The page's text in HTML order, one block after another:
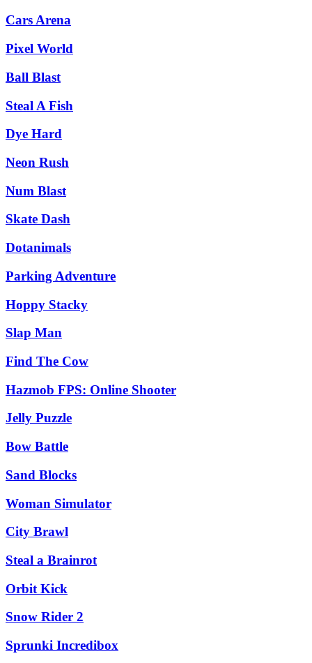
Cars Arena
Pixel World
Ball Blast
Steal A Fish
Dye Hard
Neon Rush
Num Blast
Skate Dash
Dotanimals
Parking Adventure
Hoppy Stacky
Slap Man
Find The Cow
Hazmob FPS: Online Shooter
Jelly Puzzle
Bow Battle
Sand Blocks
Woman Simulator
City Brawl
Steal a Brainrot
Orbit Kick
Snow Rider 2
Sprunki Incredibox